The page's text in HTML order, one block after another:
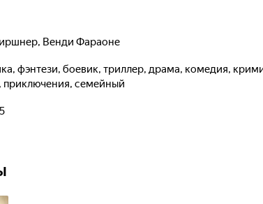
, Венди Фараоне
приключения, семейный